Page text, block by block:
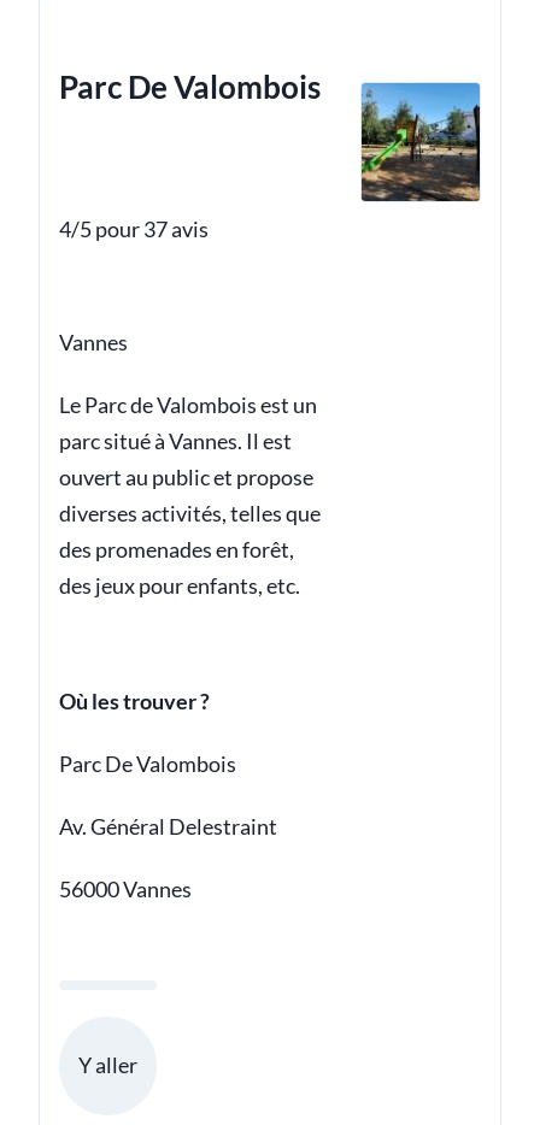
Parc De Valombois
4/5 pour 37 avis
Vannes
Le Parc de Valombois est un
parc situé à Vannes. Il est
ouvert au public et propose
diverses activités, telles que
des promenades en forêt,
des jeux pour enfants, etc.
Où les trouver ?
Parc De Valombois
Av. Général Delestraint
56000 Vannes
Y aller